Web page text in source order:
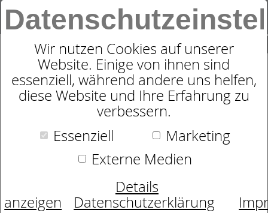
Wir nutzen Cookies auf unserer
Website. Einige von ihnen sind
essenziell, während andere uns helfen,
diese Website und Ihre Erfahrung zu
verbessern.
Essenziell
Marketing
Externe Medien
Details
anzeigen
Datenschutzerklärung
SUCHE
0
NACHTHEMD LANGARM
LOVELY NIGHTS - CALIDA
DAMEN 95CM 36152